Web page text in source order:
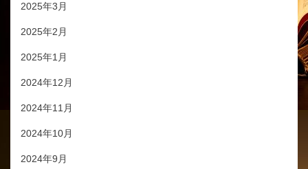
2025年3月
2025年2月
2025年1月
2024年12月
2024年11月
2024年10月
2024年9月